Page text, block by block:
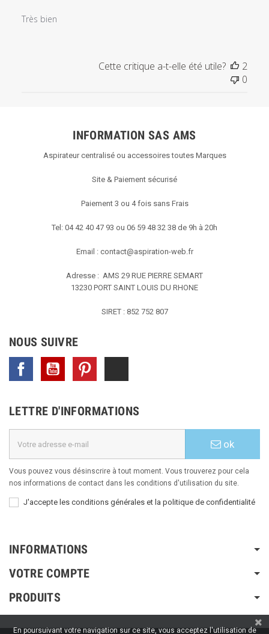
Très bien
Cette critique a-t-elle été utile?
2
0
INFORMATION SAS AMS
Aspirateur centralisé ou accessoires toutes Marques
Site & Paiement sécurisé
Paiement 3 ou 4 fois sans Frais
Tel: 04 42 40 47 93 ou 06 59 48 32 38 de 9h à 20h
Email : contact@aspiration-web.fr
Adresse : AMS 29 RUE PIERRE SEMART
13230 PORT SAINT LOUIS DU RHONE
SIRET : 852 752 807
NOUS SUIVRE
Facebook YouTube
LETTRE D'INFORMATIONS
ok
Vous pouvez vous désinscrire à tout moment. Vous trouverez pour cela
nos informations de contact dans les conditions d'utilisation du site.
J'accepte les conditions générales et la politique de confidentialité
INFORMATIONS
VOTRE COMPTE
PRODUITS
En poursuivant votre navigation sur ce site, vous acceptez l'utilisation de